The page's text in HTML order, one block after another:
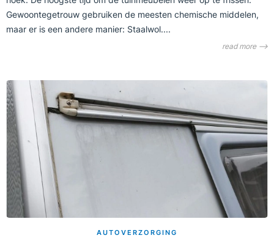
Gewoontegetrouw gebruiken de meesten chemische middelen,
maar er is een andere manier: Staalwol....
read more ⟶
AUTOVERZORGING